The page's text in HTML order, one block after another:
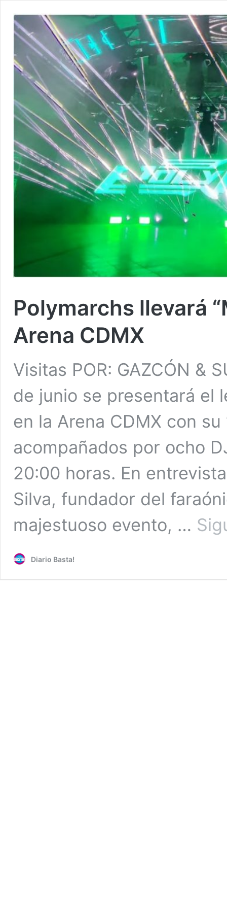
Polymarchs llevará
Arena CDMX
Visitas POR: GAZCÓN &
de junio se presentará el
en la Arena CDMX con
acompañados por ocho
20:00 horas. En
Silva, fundador del
majestuoso evento, …
Diario Basta!